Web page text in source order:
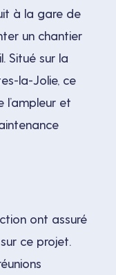
à la gare de
un chantier
Situé sur la
la-Jolie, ce
et
ont assuré
ce projet.